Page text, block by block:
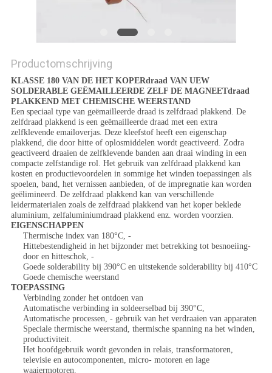
Productomschrijving
KLASSE 180 VAN DE HET KOPERdraad VAN UEW
SOLDERABLE GEËMAILLEERDE ZELF DE MAGNEETdraad
PLAKKEND MET CHEMISCHE WEERSTAND
Een speciaal type van geëmailleerde draad is zelfdraad plakkend. De
zelfdraad plakkend is een geëmailleerde draad met een extra
zelfklevende emailoverjas. Deze kleefstof heeft een eigenschap
plakkend, die door hitte of oplosmiddelen wordt geactiveerd. Zodra
geactiveerd draaien de zelfklevende banden aan draai winding in een
compacte zelfstandige rol. Het gebruik van zelfdraad plakkend kan
kosten en productievoordelen in sommige het winden toepassingen als
spoelen, band, het vernissen aanbieden, of de impregnatie kan worden
geëlimineerd. De zelfdraad plakkend kan van verschillende
leidermaterialen zoals de zelfdraad plakkend van het koper beklede
aluminium, zelfaluminiumdraad plakkend enz. worden voorzien.
EIGENSCHAPPEN
Thermische index van 180°C, -
Hittebestendigheid in het bijzonder met betrekking tot besnoeiing-
door en hitteschok, -
Goede solderability bij 390°C en uitstekende solderability bij 410°C
Goede chemische weerstand
TOEPASSING
Verbinding zonder het ontdoen van
Automatische verbinding in soldeerselbad bij 390°C,
Automatische processen, - gebruik van het verdraaien van apparaten
Speciale thermische weerstand, thermische spanning na het winden,
productiviteit.
Het hoofdgebruik wordt gevonden in relais, transformatoren,
televisie en autocomponenten, micro- motoren en lage
waaiermotoren.